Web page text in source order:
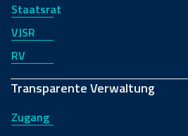
Staatsrat
VJSR
RV
Transparente Verwaltung
Zugang